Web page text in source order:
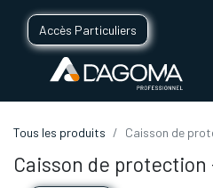
Accès Particuliers
Tous les produits Caisson de
Caisson de protection